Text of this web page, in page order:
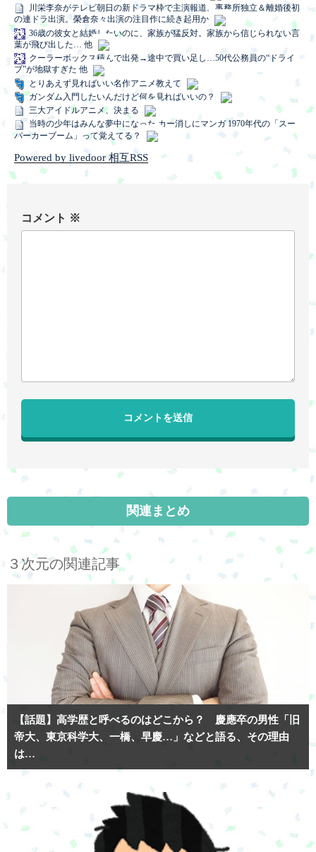
川栄李奈がテレビ朝日の新ドラマ枠で主演報道。事務所独立＆離婚後初
の連ドラ出演。榮倉奈々出演の注目作に続き起用か
36歳の彼女と結婚したいのに、家族が猛反対。家族から信じられない言
葉が飛び出した… 他
クーラーボックス積んで出発→途中で買い足し…50代公務員の“ドライ
ブ”が地獄すぎた 他
とりあえず見ればいい名作アニメ教えて
ガンダム入門したいんだけど何を見ればいいの？
三大アイドルアニメ、決まる
当時の少年はみんな夢中になった カー消しにマンガ 1970年代の「スー
パーカーブーム」って覚えてる？
Powered by livedoor 相互RSS
コメント ※
関連まとめ
３次元の関連記事
【話題】高学歴と呼べるのはどこから？ 慶應卒の男性「旧
帝大、東京科学大、一橋、早慶…」などと語る、その理由
は…